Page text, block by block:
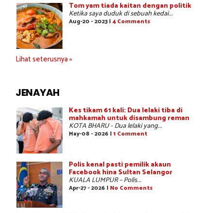
Tom yam tiada kaitan dengan politik
Ketika saya duduk di sebuah kedai...
Aug-20 - 2023 | 4 Comments
Lihat seterusnya »
JENAYAH
Kes tikam 61 kali: Dua lelaki tiba di
mahkamah untuk disambung reman
KOTA BHARU - Dua lelaki yang...
May-08 - 2026 | 1 Comment
Polis kenal pasti pemilik akaun
Facebook hina Sultan Selangor
KUALA LUMPUR – Polis...
Apr-27 - 2026 | No Comments